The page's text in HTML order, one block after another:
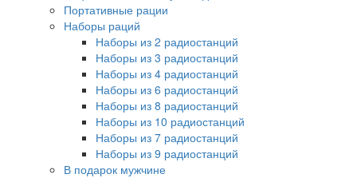
Портативные рации
Наборы раций
Наборы из 2 радиостанций
Наборы из 3 радиостанций
Наборы из 4 радиостанций
Наборы из 6 радиостанций
Наборы из 8 радиостанций
Наборы из 10 радиостанций
Наборы из 7 радиостанций
Наборы из 9 радиостанций
В подарок мужчине